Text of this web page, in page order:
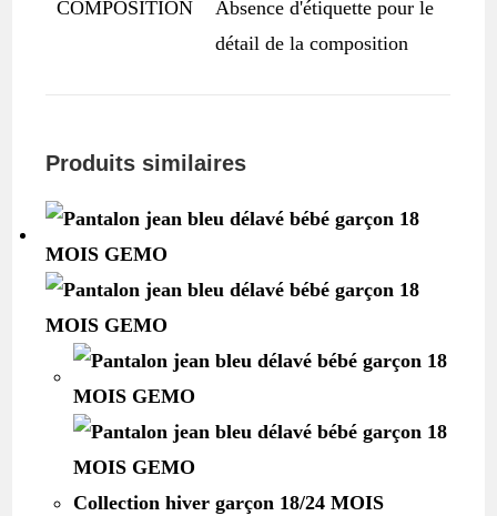
COMPOSITION
Absence d'étiquette pour le
détail de la composition
Produits similaires
Collection hiver garçon 18/24 MOIS